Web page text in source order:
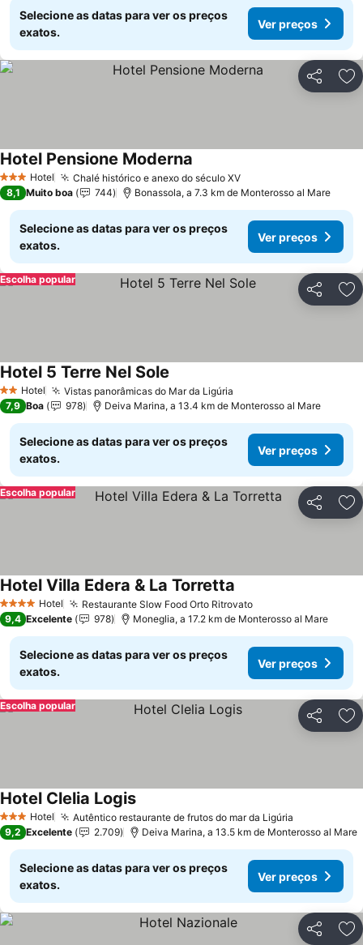
Selecione as datas para ver os preços
exatos.
Ver preços
Partilhar
3 EstrelasHotel Chalé histórico e anexo do século XV
Hotel Pensione Moderna
8,1 Muito boa 744 Bonassola, a 7.3 km de Monterosso al Mare
Selecione as datas para ver os preços
exatos.
Ver preços
Partilhar
Escolha popular
2 Estrelas
Hotel Vistas panorâmicas do Mar da Ligúria
Hotel 5 Terre Nel Sole
7,9 Boa 978 Deiva Marina, a 13.4 km de Monterosso al Mare
Selecione as datas para ver os preços
exatos.
Ver preços
Partilhar
Escolha popular
4 EstrelasHotel Restaurante Slow Food Orto Ritrovato
Hotel Villa Edera & La Torretta
9,4 Excelente 978 Moneglia, a 17.2 km de Monterosso al Mare
Selecione as datas para ver os preços
exatos.
Ver preços
Partilhar
Escolha popular
3 EstrelasHotel Autêntico restaurante de frutos do mar da Ligúria
Hotel Clelia Logis
9,2 Excelente 2.709 Deiva Marina, a 13.5 km de Monterosso al Mare
Selecione as datas para ver os preços
exatos.
Ver preços
Partilhar